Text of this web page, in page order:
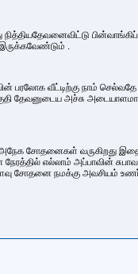
இருக்கவேண்டும் .
பரலோக வீட்டிற்கு நாம்
தேவனுடைய அச்சு
அநேக சோதனைகள் வருகிறது
எல்லாம் அப்பாவின்
சோதனை நமக்கு அவசியம்